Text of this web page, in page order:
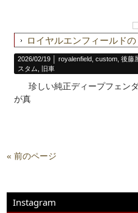
2026/02/19 │ royalenfield, custom, 後藤
スタム
旧車
珍しい純正ディープフェン
が真
« 前のページ
Instagram